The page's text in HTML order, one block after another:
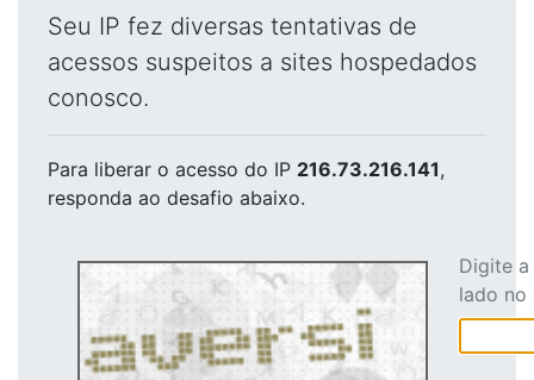
Seu IP fez diversas tentativas de
acessos suspeitos a sites hospedados
conosco.
Para liberar o acesso do IP 216.73.216.141,
responda ao desafio abaixo.
Digite
lado no